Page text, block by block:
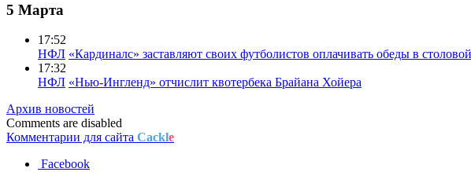
5 Марта
17:52
НФЛ «Кардиналс» заставляют своих футболистов оплачивать обеды в
17:32
НФЛ «Нью-Ингленд» отчислит квотербека Брайана Хойера
Архив новостей
Comments are disabled
Комментарии для сайта Cackle
Facebook